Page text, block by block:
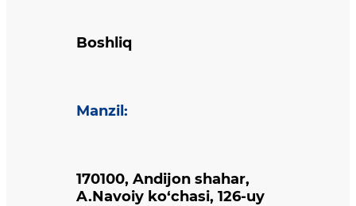
Boshliq
Manzil :
170100, Andijon shahar,
A.Navoiy ko‘chasi, 126-uy